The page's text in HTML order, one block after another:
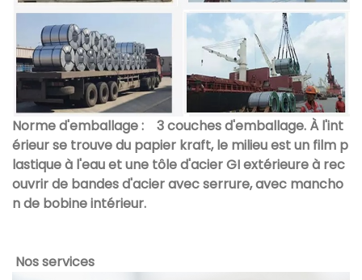
Norme d'emballage :
3 couches d'emballage. À l'int
érieur se trouve du papier kraft, le milieu est un film p
lastique à l'eau et une tôle d'acier GI extérieure à rec
ouvrir de bandes d'acier avec serrure, avec mancho
n de bobine intérieur.
Nos services